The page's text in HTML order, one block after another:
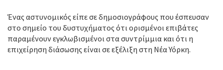
Ένας αστυνομικός είπε σε δημοσιογράφους που έσπευσαν
στο σημείο του δυστυχήματος ότι ορισμένοι επιβάτες
παραμένουν εγκλωβισμένοι στα συντρίμμια και ότι η
επιχείρηση διάσωσης είναι σε εξέλιξη στη Νέα Υόρκη.